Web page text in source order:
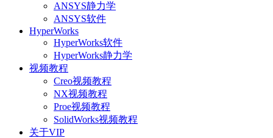
ANSYS静力学
ANSYS软件
HyperWorks
HyperWorks软件
HyperWorks静力学
视频教程
Creo视频教程
NX视频教程
Proe视频教程
SolidWorks视频教程
关于VIP